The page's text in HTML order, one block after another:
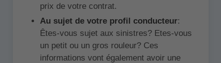
prix de votre contrat.
Au sujet de votre profil conducteur:
Êtes-vous sujet aux sinistres? Etes-vous
un petit ou un gros rouleur? Ces
informations vont également avoir une